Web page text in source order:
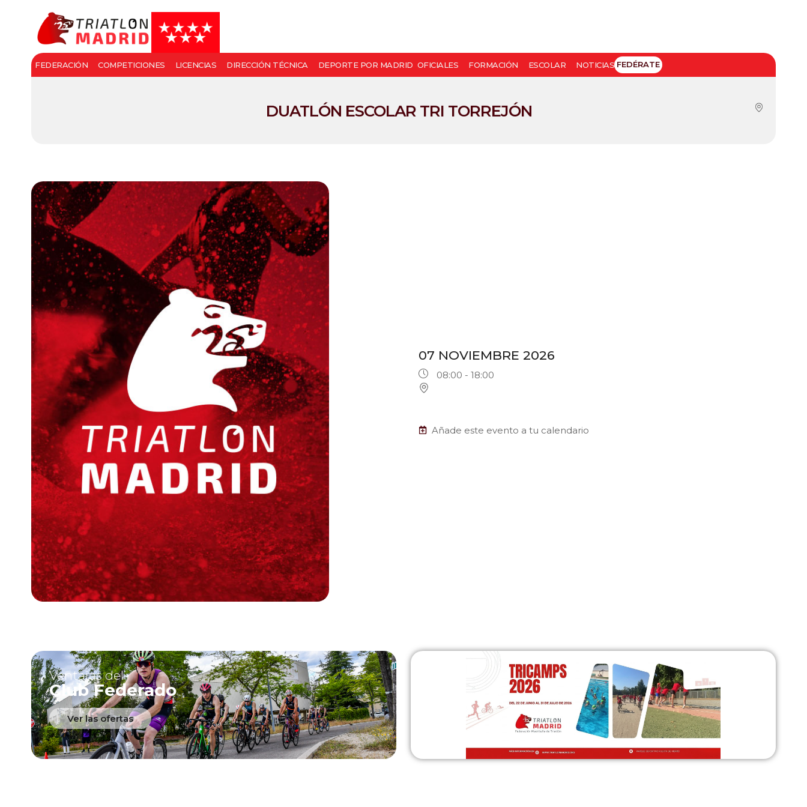
FEDERACIÓN COMPETICIONES LICENCIAS DIRECCIÓN TÉCNICA DEPORTE POR MADRID OFICIALES FORMACIÓN ESCOLAR NOTICIAS FEDÉRATE
DUATLÓN ESCOLAR TRI TORREJÓN
07 NOVIEMBRE 2026
08:00 - 18:00
Añade este evento a tu calendario
Ventajas del
Club Federado
Ver las ofertas